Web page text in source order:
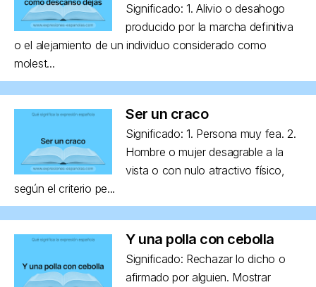
Significado: 1. Alivio o desahogo
producido por la marcha definitiva
o el alejamiento de un individuo considerado como
molest...
Ser un craco
Significado: 1. Persona muy fea. 2.
Hombre o mujer desagrable a la
vista o con nulo atractivo físico,
según el criterio pe...
Y una polla con cebolla
Significado: Rechazar lo dicho o
afirmado por alguien. Mostrar